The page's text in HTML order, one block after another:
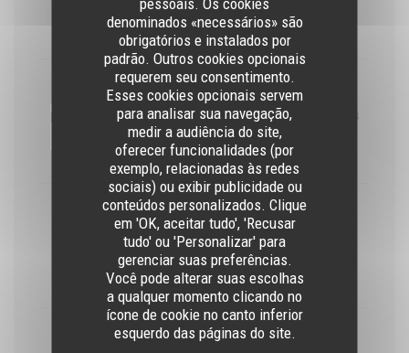
denominados «necessários» são
obrigatórios e instalados por
padrão. Outros cookies opcionais
requerem seu consentimento.
Esses cookies opcionais servem
para analisar sua navegação,
medir a audiência do site,
oferecer funcionalidades (por
exemplo, relacionadas às redes
sociais) ou exibir publicidade ou
conteúdos personalizados. Clique
em 'OK, aceitar tudo', 'Recusar
tudo' ou 'Personalizar' para
gerenciar suas preferências.
Você pode alterar suas escolhas
a qualquer momento clicando no
ícone de cookie no canto inferior
esquerdo das páginas do site.
terre coup de poing, poivrons grillés
18,00 EUR
Picanha
piece de boeuf grillé, au barbecue, aubergines et courgettes
grillées, pommes de terre coup de poing
25,00 EUR
Frango Piri-Piri, pour 2pers.
Poulet grillé au barbecue, sauce piri-piri (huile d'olive, ail,
paprika, piment), pommes de terre coup de poing
40,00 EUR
Bacalhau Gomes e Sa